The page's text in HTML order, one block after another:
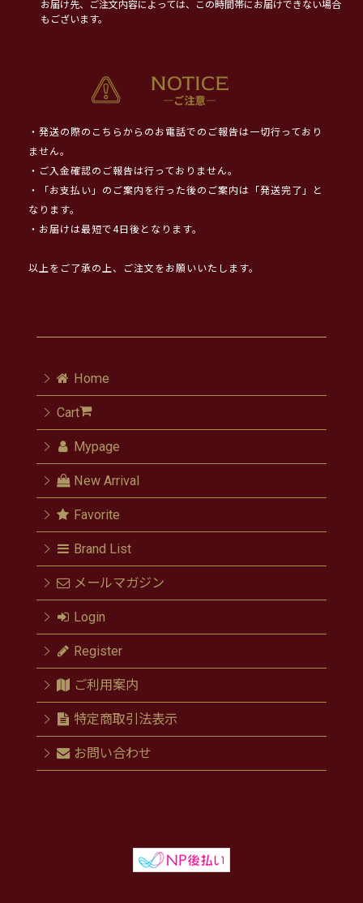
お届け先、ご注文内容によっては、この時間帯にお届けできない場合
もございます。
・発送の際のこちらからのお電話でのご報告は一切行っており
ません。
・ご入金確認のご報告は行っておりません。
・「お支払い」のご案内を行った後のご案内は「発送完了」と
なります。
・お届けは最短で4日後となります。
以上をご了承の上、ご注文をお願いいたします。
Home
Cart
Mypage
New Arrival
Favorite
Brand List
メールマガジン
Login
Register
ご利用案内
特定商取引法表示
お問い合わせ